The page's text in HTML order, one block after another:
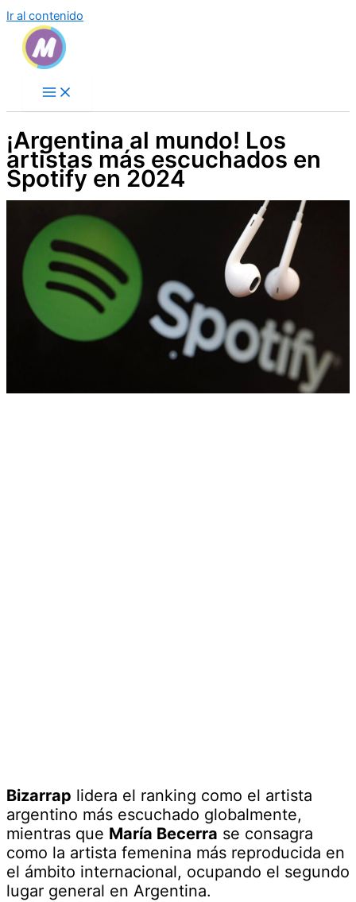
Ir al contenido
¡Argentina al mundo! Los
artistas más escuchados en
Spotify en 2024
Bizarrap lidera el ranking como el artista
argentino más escuchado globalmente,
mientras que María Becerra se consagra
como la artista femenina más reproducida en
el ámbito internacional, ocupando el segundo
lugar general en Argentina.